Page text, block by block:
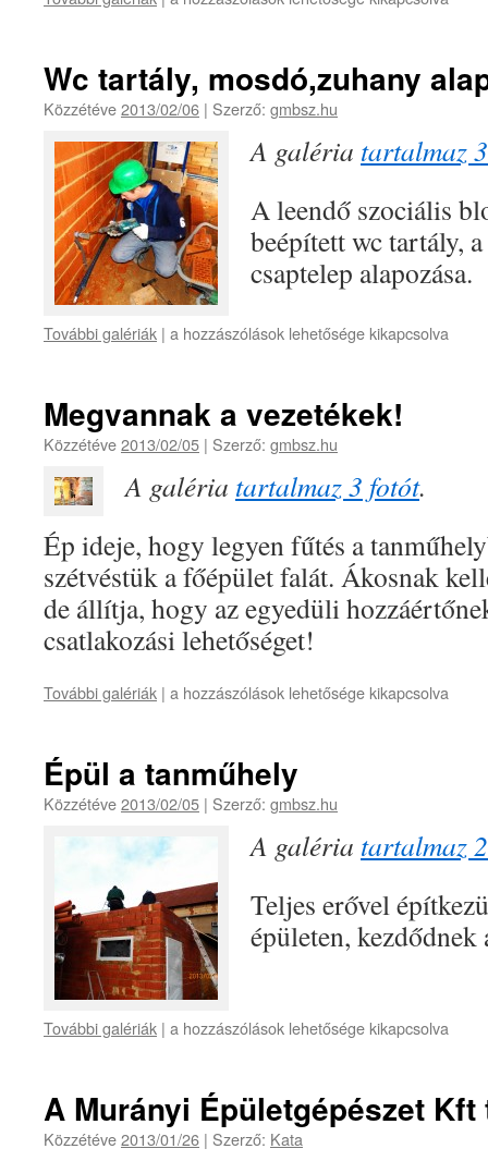
Wc tartály, mosdó,zuhany
Közzétéve2013/02/06 | Szerző: gmbsz.hu
A galéria tartalmaz
A leendő szociális
beépített wc tartály,
csaptelep alapozása.
További galériák | a hozzászólások lehetősége kikapcsolva
Megvannak a vezetékek!
Közzétéve2013/02/05 | Szerző: gmbsz.hu
A galéria tartalmaz 3 fotót.
Ép ideje, hogy legyen fűtés a
szétvéstük a főépület falát. Ákosnak
de állítja, hogy az egyedüli
csatlakozási lehetőséget!
További galériák | a hozzászólások lehetősége kikapcsolva
Épül a tanműhely
Közzétéve2013/02/05 | Szerző: gmbsz.hu
A galéria tartalmaz
Teljes erővel
épületen,
További galériák | a hozzászólások lehetősége kikapcsolva
A Murányi Épületgépészet
Közzétéve2013/01/26 | Szerző: Kata